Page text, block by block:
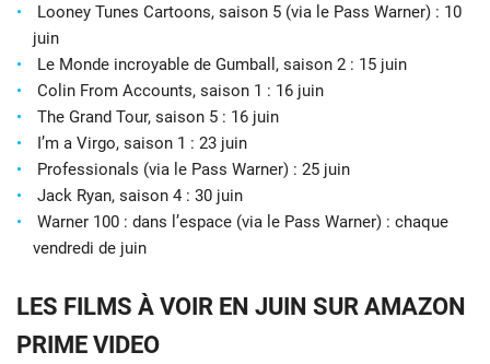
Looney Tunes Cartoons, saison 5 (via le Pass Warner) : 10
juin
Le Monde incroyable de Gumball, saison 2 : 15 juin
Colin From Accounts, saison 1 : 16 juin
The Grand Tour, saison 5 : 16 juin
I’m a Virgo, saison 1 : 23 juin
Professionals (via le Pass Warner) : 25 juin
Jack Ryan, saison 4 : 30 juin
Warner 100 : dans l’espace (via le Pass Warner) : chaque
vendredi de juin
LES FILMS À VOIR EN JUIN SUR AMAZON
PRIME VIDEO